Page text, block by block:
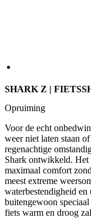
SHARK Z |
Opruiming
Voor de echt
weer niet laten staan
regenachtige
Shark ontwikkeld.
maximaal comfort
meest extreme
waterbestendigheid
buitengewoon
fiets warm en droog